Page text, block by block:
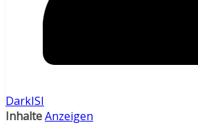
DarkISI
InhalteAnzeigen